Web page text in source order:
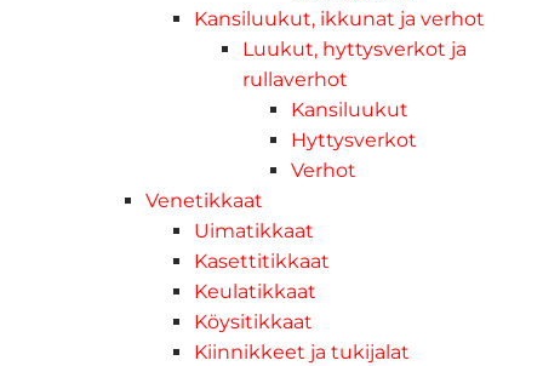
Kansiluukut, ikkunat ja verhot
Luukut, hyttysverkot ja
rullaverhot
Kansiluukut
Hyttysverkot
Verhot
Venetikkaat
Uimatikkaat
Kasettitikkaat
Keulatikkaat
Köysitikkaat
Kiinnikkeet ja tukijalat